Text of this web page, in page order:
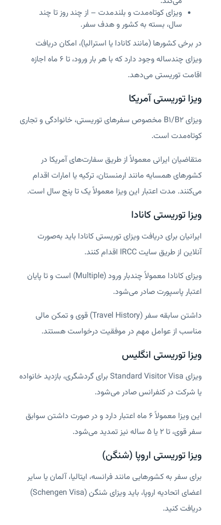
ویزای کوتاه‌مدت و بلندمدت – از چند روز تا چند
سال، بسته به کشور و هدف سفر.
در برخی کشورها (مانند کانادا یا استرالیا)، امکان دریافت
ویزای چند‌ساله وجود دارد که با هر بار ورود، تا ۶ ماه اجازه
اقامت توریستی می‌دهد.
ویزا توریستی آمریکا
ویزای B1/B2 مخصوص سفرهای توریستی، خانوادگی و تجاری
کوتاه‌مدت است.
متقاضیان ایرانی معمولاً از طریق سفارت‌های آمریکا در
کشورهای همسایه مانند ارمنستان، ترکیه یا امارات اقدام
می‌کنند. مدت اعتبار این ویزا معمولاً یک تا پنج سال است.
ویزا توریستی کانادا
ایرانیان برای دریافت ویزای توریستی کانادا باید به‌صورت
آنلاین از طریق سایت IRCC اقدام کنند.
ویزای کانادا معمولاً چندبار ورود (Multiple) است و تا پایان
اعتبار پاسپورت صادر می‌شود.
داشتن سابقه سفر (Travel History) قوی و تمکن مالی
مناسب از عوامل مهم در موفقیت درخواست هستند.
ویزا توریستی انگلیس
ویزای Standard Visitor Visa برای گردشگری، بازدید خانواده
یا شرکت در کنفرانس صادر می‌شود.
این ویزا معمولاً ۶ ماه اعتبار دارد و در صورت داشتن سوابق
سفر قوی، تا ۲ یا ۵ ساله نیز تمدید می‌شود.
ویزا توریستی اروپا (شنگن)
برای سفر به کشورهایی مانند فرانسه، ایتالیا، آلمان یا سایر
اعضای اتحادیه اروپا، باید ویزای شنگن (Schengen Visa)
دریافت کنید.